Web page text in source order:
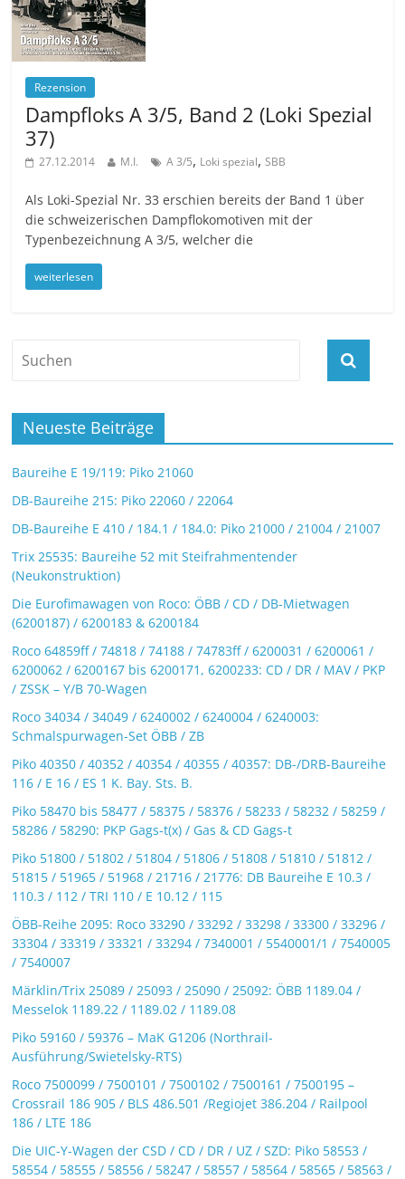
Rezension
Dampfloks A 3/5, Band 2 (Loki Spezial
37)
27.12.2014 M.I. A 3/5, Loki spezial,SBB
Als Loki-Spezial Nr. 33 erschien bereits der Band 1 über
die schweizerischen Dampflokomotiven mit der
Typenbezeichnung A 3/5, welcher die
weiterlesen
Neueste Beiträge
Baureihe E 19/119: Piko 21060
DB-Baureihe 215: Piko 22060 / 22064
DB-Baureihe E 410 / 184.1 / 184.0: Piko 21000 / 21004 / 21007
Trix 25535: Baureihe 52 mit Steifrahmentender
(Neukonstruktion)
Die Eurofimawagen von Roco: ÖBB / CD / DB-Mietwagen
(6200187) / 6200183 & 6200184
Roco 64859ff / 74818 / 74188 / 74783ff / 6200031 / 6200061 /
6200062 / 6200167 bis 6200171, 6200233: CD / DR / MAV / PKP
/ ZSSK – Y/B 70-Wagen
Roco 34034 / 34049 / 6240002 / 6240004 / 6240003:
Schmalspurwagen-Set ÖBB / ZB
Piko 40350 / 40352 / 40354 / 40355 / 40357: DB-/DRB-Baureihe
116 / E 16 / ES 1 K. Bay. Sts. B.
Piko 58470 bis 58477 / 58375 / 58376 / 58233 / 58232 / 58259 /
58286 / 58290: PKP Gags-t(x) / Gas & CD Gags-t
Piko 51800 / 51802 / 51804 / 51806 / 51808 / 51810 / 51812 /
51815 / 51965 / 51968 / 21716 / 21776: DB Baureihe E 10.3 /
110.3 / 112 / TRI 110 / E 10.12 / 115
ÖBB-Reihe 2095: Roco 33290 / 33292 / 33298 / 33300 / 33296 /
33304 / 33319 / 33321 / 33294 / 7340001 / 5540001/1 / 7540005
/ 7540007
Märklin/Trix 25089 / 25093 / 25090 / 25092: ÖBB 1189.04 /
Messelok 1189.22 / 1189.02 / 1189.08
Piko 59160 / 59376 – MaK G1206 (Northrail-
Ausführung/Swietelsky-RTS)
Roco 7500099 / 7500101 / 7500102 / 7500161 / 7500195 –
Crossrail 186 905 / BLS 486.501 /Regiojet 386.204 / Railpool
186 / LTE 186
Die UIC-Y-Wagen der CSD / CD / DR / UZ / SZD: Piko 58553 /
58554 / 58555 / 58556 / 58247 / 58557 / 58564 / 58565 / 58563 /